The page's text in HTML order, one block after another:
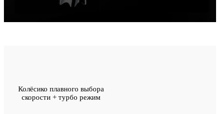
Колёсико плавного выбора
скорости + турбо режим